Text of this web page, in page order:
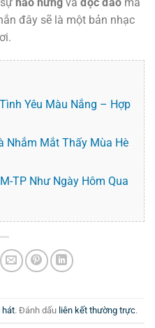
đây sẽ là một bản nhạc
Yêu Màu Nắng – Hợp
Nhắm Mắt Thấy Mùa Hè
TP Như Ngày Hôm Qua
hát. Đánh dấu liên kết thường trực.